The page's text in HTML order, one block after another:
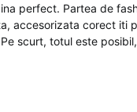
perfect. Partea de
accesorizata corect iti
scurt, totul este